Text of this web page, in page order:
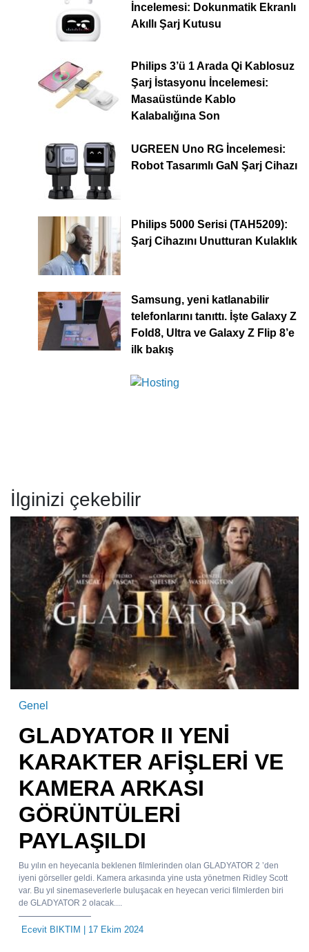
İncelemesi: Dokunmatik Ekranlı
Akıllı Şarj Kutusu
Philips 3’ü 1 Arada Qi Kablosuz
Şarj İstasyonu İncelemesi:
Masaüstünde Kablo
Kalabalığına Son
UGREEN Uno RG İncelemesi:
Robot Tasarımlı GaN Şarj Cihazı
Philips 5000 Serisi (TAH5209):
Şarj Cihazını Unutturan Kulaklık
Samsung, yeni katlanabilir
telefonlarını tanıttı. İşte Galaxy Z
Fold8, Ultra ve Galaxy Z Flip 8’e
ilk bakış
İlginizi çekebilir
Genel
GLADYATOR II YENİ
KARAKTER AFİŞLERİ VE
KAMERA ARKASI
GÖRÜNTÜLERİ
PAYLAŞILDI
Bu yılın en heyecanla beklenen filmlerinden olan GLADYATOR 2 ’den
iyeni görseller geldi. Kamera arkasında yine usta yönetmen Ridley Scott
var. Bu yıl sinemaseverlerle buluşacak en heyecan verici filmlerden biri
de GLADYATOR 2 olacak....
Ecevit BIKTIM | 17 Ekim 2024